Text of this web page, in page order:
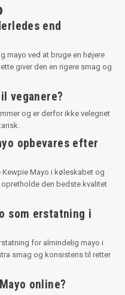
end
mayo ved at bruge en højere
giver den en rigere smag og
veganere?
og er derfor ikke velegnet
opbevares efter
Mayo i køleskabet og
den bedste kvalitet
som erstatning i
for almindelig mayo i
smag og konsistens til retter
online?